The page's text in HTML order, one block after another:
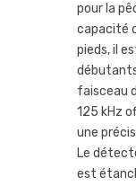
pour la
capacité
pieds, il
faisceau
125 kHz
une
Le
est